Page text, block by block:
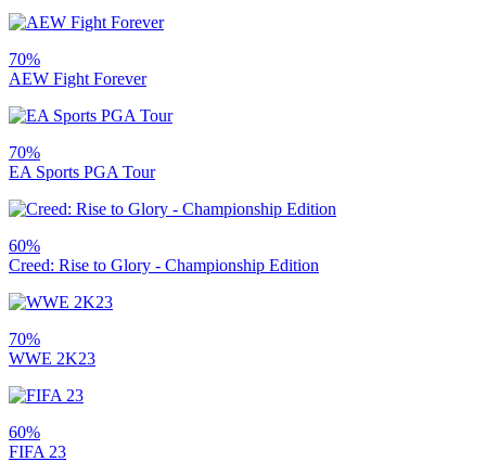
70%
AEW Fight Forever
70%
EA Sports PGA Tour
60%
Creed: Rise to Glory - Championship Edition
70%
WWE 2K23
60%
FIFA 23